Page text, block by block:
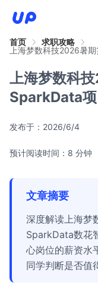
首页
求职攻略
上海梦数科技2026暑
上海梦数科
SparkData
发布于： 2026/6/4
预计阅读时间：8 分钟
文章摘要
深度解读上海梦
SparkData数花
心岗位的薪资水
同学判断是否值